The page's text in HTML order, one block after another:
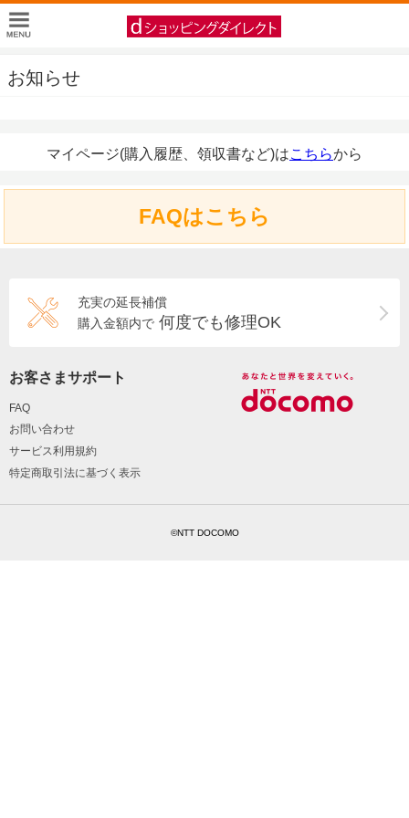
お知らせ
マイページ(購入履歴、領収書など)はこちらから
FAQはこちら
充実の延長補償
購入金額内で 何度でも修理OK
お客さまサポート
FAQ
お問い合わせ
サービス利用規約
特定商取引法に基づく表示
©NTT DOCOMO